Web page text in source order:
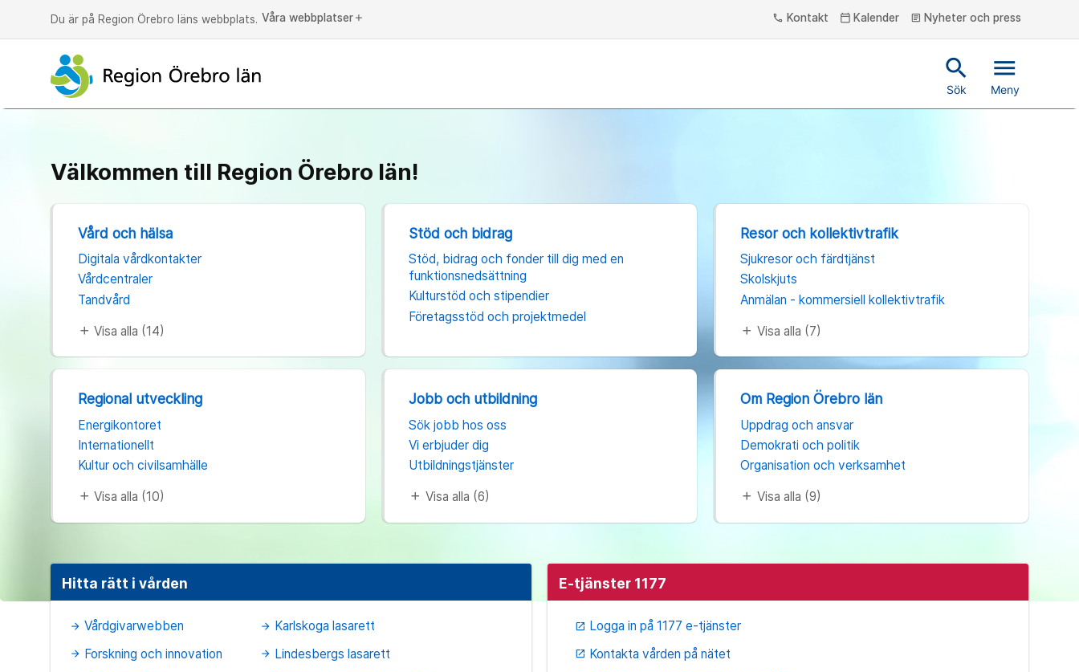
Du är på Region Örebro läns webbplats. Våra webbplatser add phone Kontakt calendar_today Kalender article Nyheter och press
search
Sök
menu
Meny
Välkommen till Region Örebro län!
Vård och hälsa
Digitala vårdkontakter
Vårdcentraler
Tandvård
add Visa alla (14)
Stöd och bidrag
Stöd, bidrag och fonder till dig med en
funktionsnedsättning
Kulturstöd och stipendier
Företagsstöd och projektmedel
Resor och kollektivtrafik
Sjukresor och färdtjänst
Skolskjuts
Anmälan - kommersiell kollektivtrafik
add Visa alla (7)
Regional utveckling
Energikontoret
Internationellt
Kultur och civilsamhälle
add Visa alla (10)
Jobb och utbildning
Sök jobb hos oss
Vi erbjuder dig
Utbildningstjänster
add Visa alla (6)
Om Region Örebro län
Uppdrag och ansvar
Demokrati och politik
Organisation och verksamhet
add Visa alla (9)
Hitta rätt i vården
arrow_forward Vårdgivarwebben
arrow_forward Forskning och innovation
arrow_forward Karlskoga lasarett
arrow_forward Lindesbergs lasarett
E-tjänster 1177
open_in_new Logga in på 1177 e-tjänster
open_in_new Kontakta vården på nätet